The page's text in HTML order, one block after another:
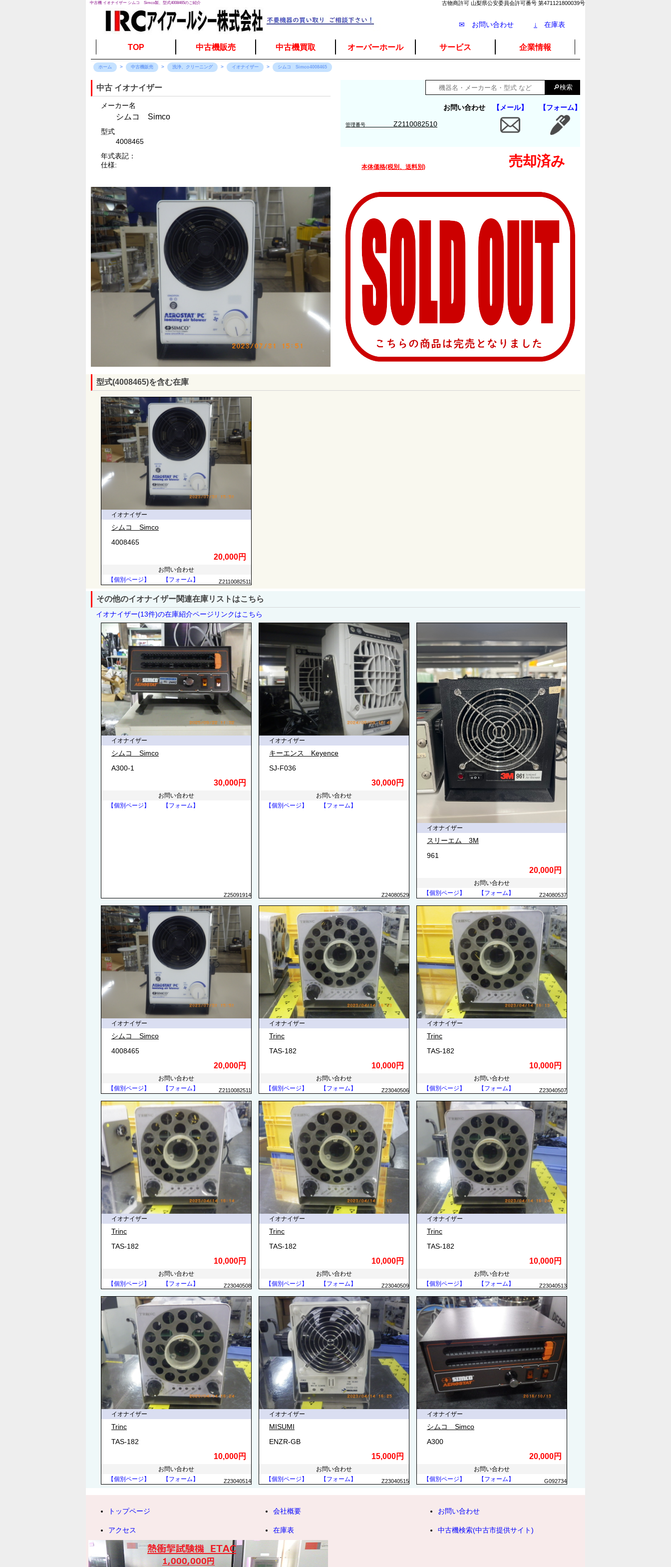
中古機 イオナイザー シムコ Simco製、型式4008465のご紹介 古物商許可 山梨県公安委員会許可番号 第471121800039号
✉ お問い合わせ ↓ 在庫表
TOP 中古機販売 中古機買取 オーバーホール サービス 企業情報
ホーム 中古機販売 洗浄、クリーニング イオナイザー シムコ Simco4008465
お問い合わせ 【メール】 【フォーム】
管理番号 Z2110082510
中古 イオナイザー
メーカー名
シムコ Simco
型式
4008465
年式表記：
仕様:
本体価格(税別、送料別) 売却済み
型式(4008465)を含む在庫
イオナイザー
シムコ Simco
4008465
20,000円
お問い合わせ
【個別ページ】
【フォーム】 Z2110082511
その他のイオナイザー関連在庫リストはこちら
イオナイザー(13件)の在庫紹介ページリンクはこちら
イオナイザー
シムコ Simco
A300-1
30,000円
お問い合わせ
【個別ページ】
【フォーム】
Z25091914
イオナイザー
キーエンス Keyence
SJ-F036
30,000円
お問い合わせ
【個別ページ】
【フォーム】
Z24080529
イオナイザー
スリーエム 3M
961
20,000円
お問い合わせ
【個別ページ】
【フォーム】 Z24080537
イオナイザー
シムコ Simco
4008465
20,000円
お問い合わせ
【個別ページ】
【フォーム】 Z2110082511
イオナイザー
Trinc
TAS-182
10,000円
お問い合わせ
【個別ページ】
【フォーム】 Z23040506
イオナイザー
Trinc
TAS-182
10,000円
お問い合わせ
【個別ページ】
【フォーム】 Z23040507
イオナイザー
Trinc
TAS-182
10,000円
お問い合わせ
【個別ページ】
【フォーム】 Z23040508
イオナイザー
Trinc
TAS-182
10,000円
お問い合わせ
【個別ページ】
【フォーム】 Z23040509
イオナイザー
Trinc
TAS-182
10,000円
お問い合わせ
【個別ページ】
【フォーム】 Z23040513
イオナイザー
Trinc
TAS-182
10,000円
お問い合わせ
【個別ページ】
【フォーム】 Z23040514
イオナイザー
MISUMI
ENZR-GB
15,000円
お問い合わせ
【個別ページ】
【フォーム】 Z23040515
イオナイザー
シムコ Simco
A300
20,000円
お問い合わせ
【個別ページ】
【フォーム】 G092734
トップページ 会社概要 お問い合わせ
アクセス 在庫表 中古機検索(中古市提供サイト)